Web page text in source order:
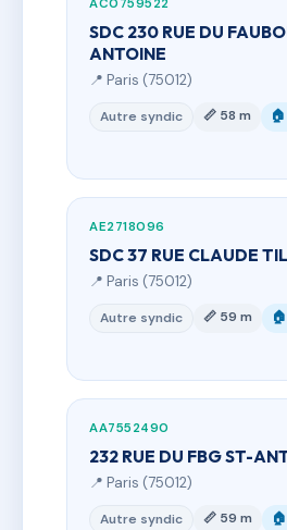
AC0759522
SDC 230 RUE DU
ANTOINE
📍 Paris (75012)
Autre syndic 📏 58 m
AE2718096
SDC 37 RUE CLAUDE
📍 Paris (75012)
Autre syndic 📏 59 m
AA7552490
232 RUE DU FBG ST-
📍 Paris (75012)
Autre syndic 📏 59 m